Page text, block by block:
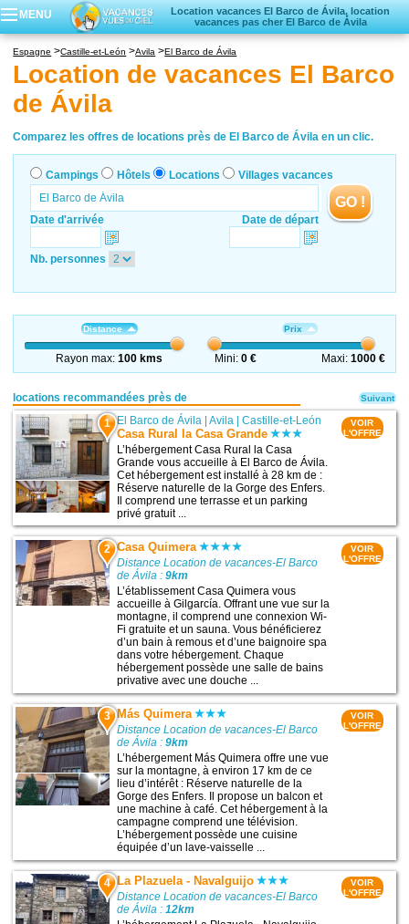
MENU
Location vacances El Barco de Ávila, location
vacances pas cher El Barco de Ávila
Campings
Locations vacances
Espagne Castille-et-León Avila El Barco de Ávila
Location de vacances El Barco
de Ávila
Comparez les offres de locations près de El Barco de Ávila en un clic.
Campings Hôtels Locations Villages vacances
Date d'arrivée Date de départ
GO !
Nb. personnes
Distance
Rayon max:100 kms
Prix
Mini:0 € Maxi: 1000 €
locations recommandées près de
1 El Barco de Ávila |Avila |Castille-et-León
Casa Rural la Casa Grande
L’hébergement Casa Rural la Casa
Grande vous accueille à El Barco de Ávila.
Cet hébergement est installé à 28 km de :
Réserve naturelle de la Gorge des Enfers.
Il comprend une terrasse et un parking
privé gratuit ...
VOIR
L'OFFRE
2 Casa Quimera
Distance Location de vacances-El Barco
de Ávila :9km
L’établissement Casa Quimera vous
accueille à Gilgarcía. Offrant une vue sur la
montagne, il comprend une connexion Wi-
Fi gratuite et un sauna. Vous bénéficierez
d’un bain à remous et d’une baignoire spa
dans votre hébergement. Chaque
hébergement possède une salle de bains
privative avec une douche ...
VOIR
L'OFFRE
3 Más Quimera
Distance Location de vacances-El Barco
de Ávila :9km
L’hébergement Más Quimera offre une vue
sur la montagne, à environ 17 km de ce
lieu d’intérêt : Réserve naturelle de la
Gorge des Enfers. Il propose un balcon et
une machine à café. Cet hébergement à la
campagne comprend une télévision.
L’hébergement possède une cuisine
équipée d’un lave-vaisselle ...
VOIR
L'OFFRE
4 La Plazuela - Navalguijo
Distance Location de vacances-El Barco
de Ávila :12km
VOIR
L'OFFRE
Suivant